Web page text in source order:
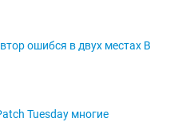
ошибся в двух местах В
Tuesday многие